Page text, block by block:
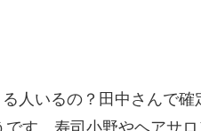
人いるの？田中さんで
す。寿司小野やヘアサロ